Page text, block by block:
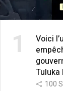
1
Voici
Tuluka
100